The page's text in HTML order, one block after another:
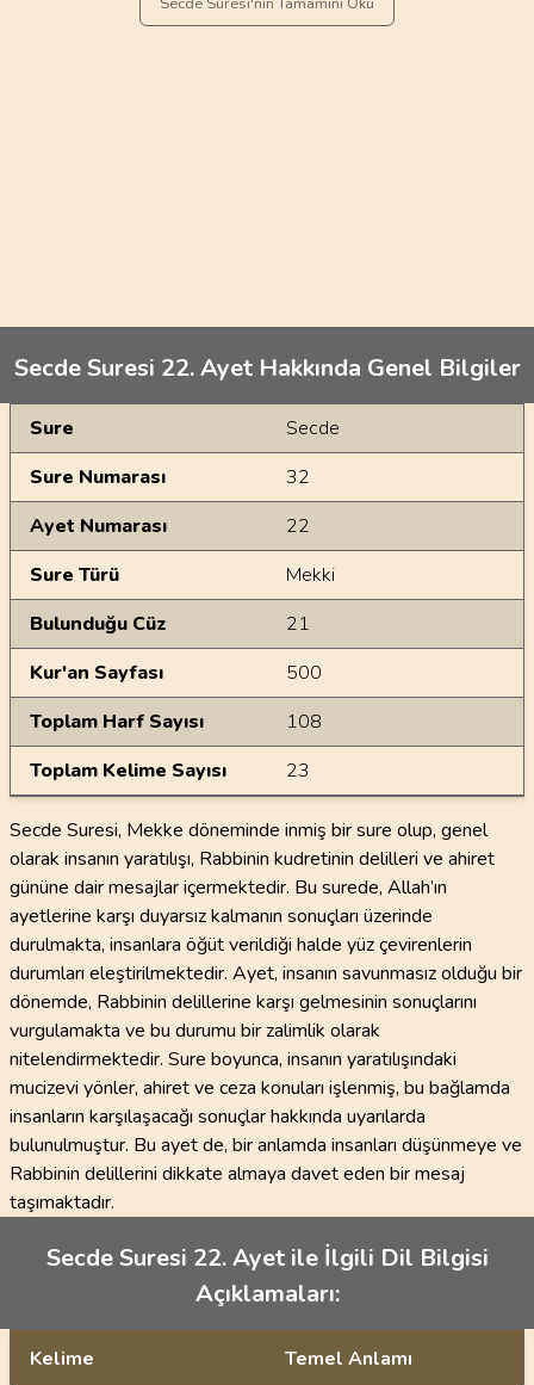
Secde Suresi 22. Ayet Hakkında Genel Bilgiler
Genel Bilgiler
Sure
Secde
Sure Numarası
32
Ayet Numarası
22
Sure Türü
Mekki
Bulunduğu Cüz
21
Kur'an Sayfası
500
Toplam Harf Sayısı
108
Toplam Kelime Sayısı
23
Secde Suresi, Mekke döneminde inmiş bir sure olup, genel
olarak insanın yaratılışı, Rabbinin kudretinin delilleri ve ahiret
gününe dair mesajlar içermektedir. Bu surede, Allah’ın
ayetlerine karşı duyarsız kalmanın sonuçları üzerinde
durulmakta, insanlara öğüt verildiği halde yüz çevirenlerin
durumları eleştirilmektedir. Ayet, insanın savunmasız olduğu bir
dönemde, Rabbinin delillerine karşı gelmesinin sonuçlarını
vurgulamakta ve bu durumu bir zalimlik olarak
nitelendirmektedir. Sure boyunca, insanın yaratılışındaki
mucizevi yönler, ahiret ve ceza konuları işlenmiş, bu bağlamda
insanların karşılaşacağı sonuçlar hakkında uyarılarda
bulunulmuştur. Bu ayet de, bir anlamda insanları düşünmeye ve
Rabbinin delillerini dikkate almaya davet eden bir mesaj
taşımaktadır.
Secde Suresi 22. Ayet ile İlgili Dil Bilgisi
Açıklamaları:
Kelime Temel Anlamı